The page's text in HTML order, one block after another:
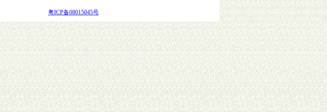
粤ICP备08015045号